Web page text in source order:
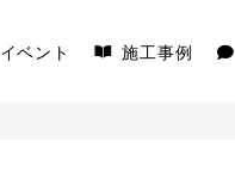
イベント 施工事例